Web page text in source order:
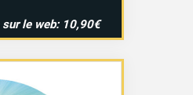
le web: 10,90€